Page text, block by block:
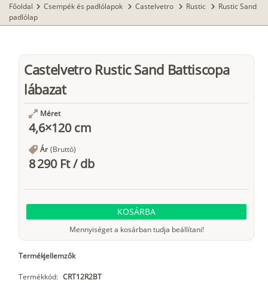
Főoldal chevron_right Csempék és padlólapok chevron_right Castelvetro chevron_right Rustic chevron_right Rustic Sand
padlólap
Castelvetro Rustic Sand Battiscopa
lábazat
Méret
4,6×120 cm
Ár (Bruttó)
8 290 Ft/db
KOSÁRBA
Mennyiséget a kosárban tudja beállítani!
Termékjellemzők
Termékkód: CRT12R2BT